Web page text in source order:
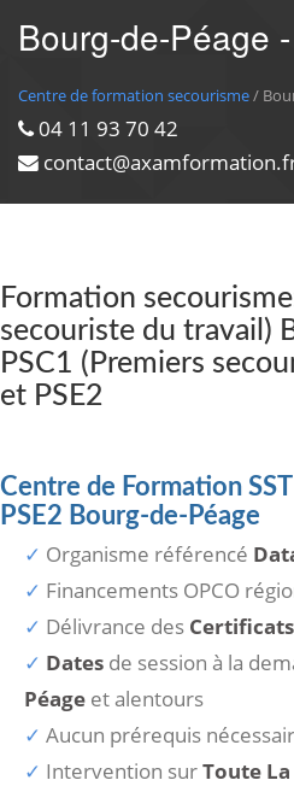
Bourg-de-Péage -
Centre de formation secourisme/
04 11 93 70 42
Formation
secouriste du travail)
PSC1 (Premiers
et PSE2
Centre de Formation
PSE2 Bourg-de-Péage
Organisme référencé
Financements OPCO
Délivrance des Certificats
Dates de session à la
Péage et alentours
Aucun prérequis
Intervention surToute La